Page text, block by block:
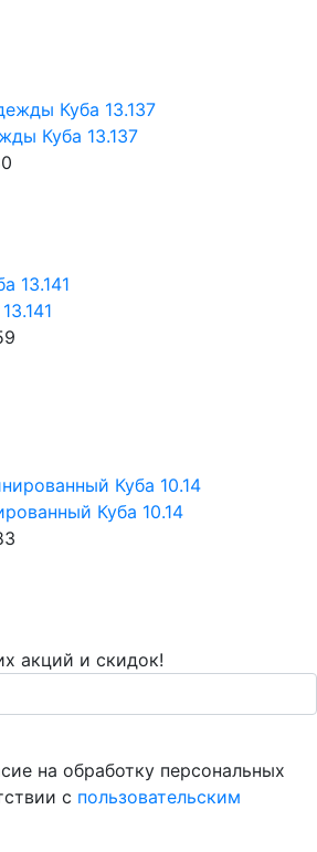
Куба 13.137
Куба 10.14
акций и скидок!
на обработку персональных
с пользовательским